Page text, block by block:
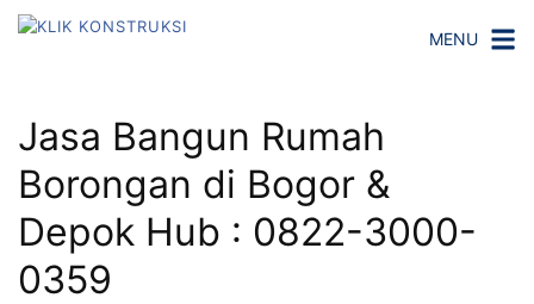
Langsung
MENU
Jasa Bangun Rumah
Borongan di Bogor &
Depok Hub : 0822-3000-
0359